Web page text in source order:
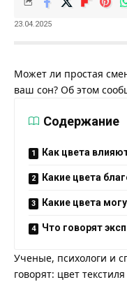
23.04.2025
Может ли простая
ваш сон? Об этом
Содержание
Как цвета
Какие цвета
Какие цвета
Что говорят
Ученые, психологи и
говорят: цвет